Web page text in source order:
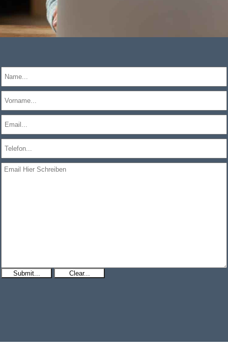
Submit... Clear...